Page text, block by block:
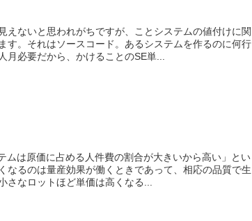
えないと思われがちですが、ことシステムの値付けに関
す。それはソースコード。あるシステムを作るのに何行
月必要だから、かけることのSE単...
ムは原価に占める人件費の割合が大きいから高い」とい
なるのは量産効果が働くときであって、相応の品質で生
さなロットほど単価は高くなる...